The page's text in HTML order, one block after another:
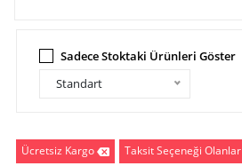
Sadece Stoktaki Ürünleri Göster
Standart
Ücretsiz Kargo Taksit Seçeneği Olanlar